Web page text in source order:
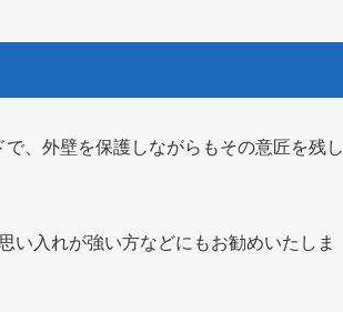
、外壁を保護しながらもその意匠を残し
い入れが強い方などにもお勧めいたしま